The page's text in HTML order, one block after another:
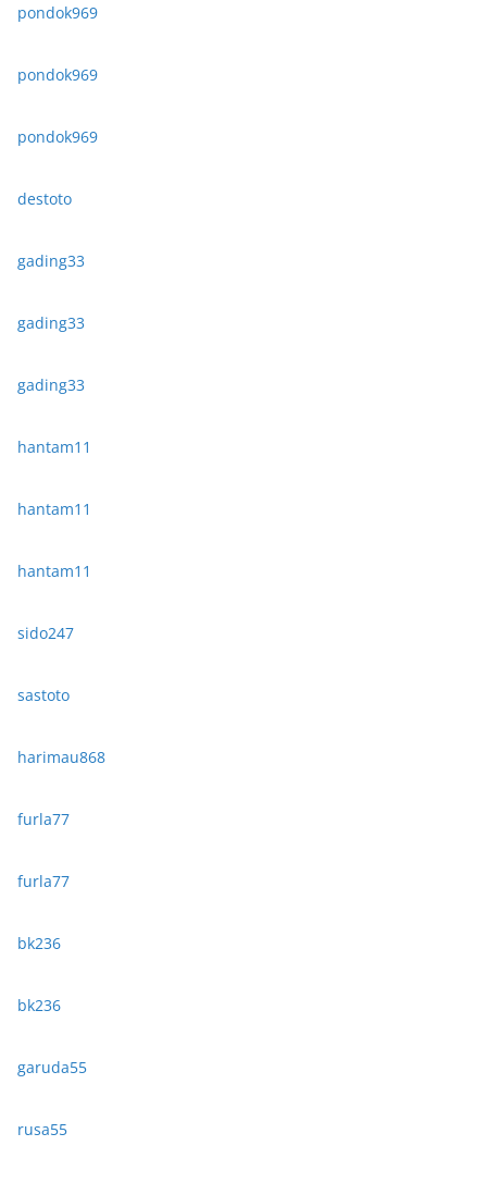
pondok969
pondok969
pondok969
destoto
gading33
gading33
gading33
hantam11
hantam11
hantam11
sido247
sastoto
harimau868
furla77
furla77
bk236
bk236
garuda55
rusa55